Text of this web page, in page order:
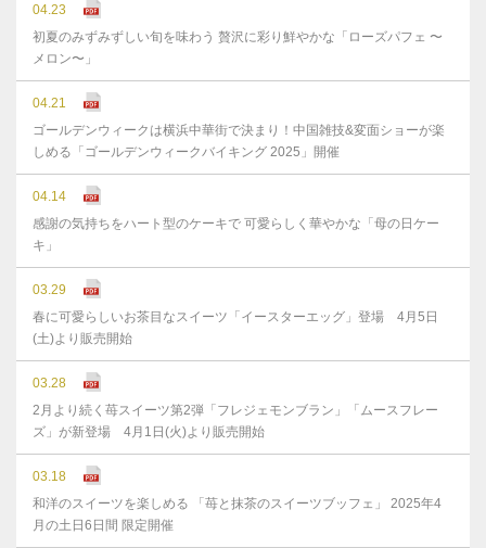
04.23
初夏のみずみずしい旬を味わう 贅沢に彩り鮮やかな「ローズパフェ 〜
メロン〜」
04.21
ゴールデンウィークは横浜中華街で決まり！中国雑技&変面ショーが楽
しめる「ゴールデンウィークバイキング 2025」開催
04.14
感謝の気持ちをハート型のケーキで 可愛らしく華やかな「母の日ケー
キ」
03.29
春に可愛らしいお茶目なスイーツ「イースターエッグ」登場 4月5日
(土)より販売開始
03.28
2月より続く苺スイーツ第2弾「フレジェモンブラン」「ムースフレー
ズ」が新登場 4月1日(火)より販売開始
03.18
和洋のスイーツを楽しめる 「苺と抹茶のスイーツブッフェ」 2025年4
月の土日6日間 限定開催